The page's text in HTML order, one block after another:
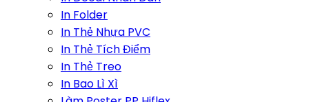
In Folder
In Thẻ Nhựa PVC
In Thẻ Tích Điểm
In Thẻ Treo
In Bao Lì Xì